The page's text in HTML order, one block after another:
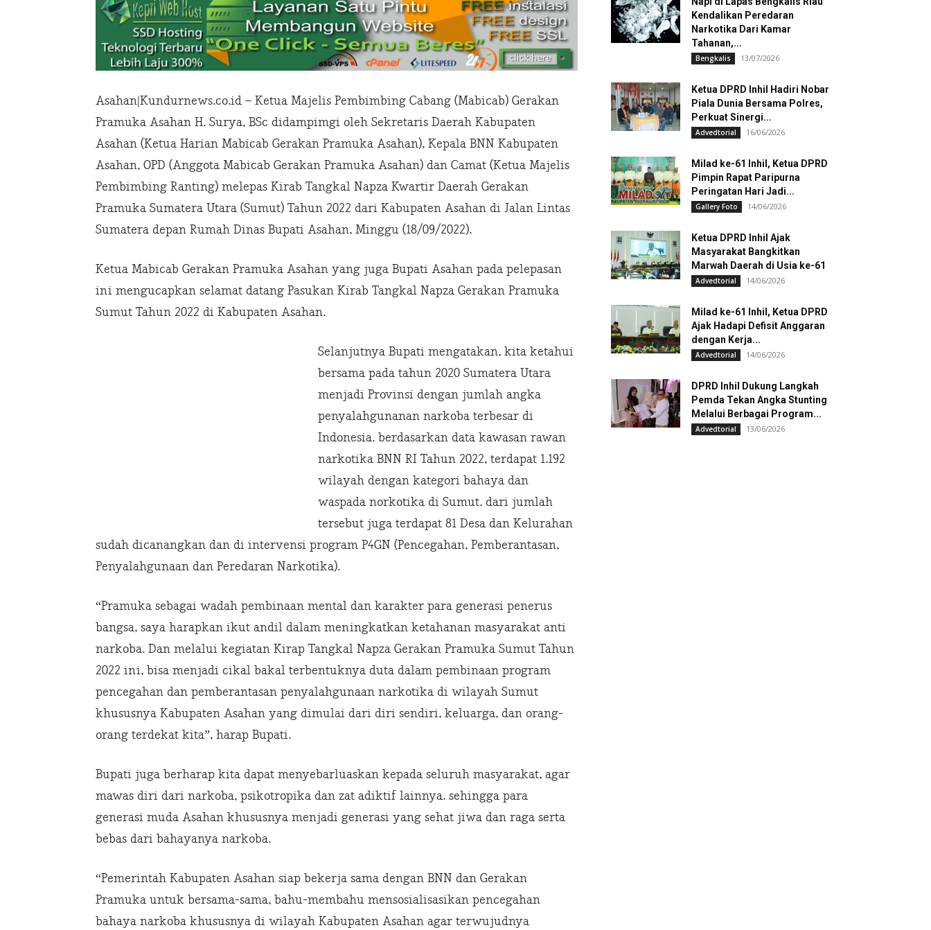
Asahan|Kundurnews.co.id – Ketua Majelis Pembimbing Cabang (Mabicab) Gerakan
Pramuka Asahan H. Surya, BSc didampimgi oleh Sekretaris Daerah Kabupaten
Asahan (Ketua Harian Mabicab Gerakan Pramuka Asahan), Kepala BNN Kabupaten
Asahan, OPD (Anggota Mabicab Gerakan Pramuka Asahan) dan Camat (Ketua Majelis
Pembimbing Ranting) melepas Kirab Tangkal Napza Kwartir Daerah Gerakan
Pramuka Sumatera Utara (Sumut) Tahun 2022 dari Kabupaten Asahan di Jalan Lintas
Sumatera depan Rumah Dinas Bupati Asahan, Minggu (18/09/2022).
Ketua Mabicab Gerakan Pramuka Asahan yang juga Bupati Asahan pada pelepasan
ini mengucapkan selamat datang Pasukan Kirab Tangkal Napza Gerakan Pramuka
Sumut Tahun 2022 di Kabupaten Asahan.
Selanjutnya Bupati mengatakan, kita ketahui
bersama pada tahun 2020 Sumatera Utara
menjadi Provinsi dengan jumlah angka
penyalahgunanan narkoba terbesar di
Indonesia. berdasarkan data kawasan rawan
narkotika BNN RI Tahun 2022, terdapat 1.192
wilayah dengan kategori bahaya dan
waspada norkotika di Sumut. dari jumlah
tersebut juga terdapat 81 Desa dan Kelurahan
sudah dicanangkan dan di intervensi program P4GN (Pencegahan, Pemberantasan,
Penyalahgunaan dan Peredaran Narkotika).
“Pramuka sebagai wadah pembinaan mental dan karakter para generasi penerus
bangsa, saya harapkan ikut andil dalam meningkatkan ketahanan masyarakat anti
narkoba. Dan melalui kegiatan Kirap Tangkal Napza Gerakan Pramuka Sumut Tahun
2022 ini, bisa menjadi cikal bakal terbentuknya duta dalam pembinaan program
pencegahan dan pemberantasan penyalahgunaan narkotika di wilayah Sumut
khususnya Kabupaten Asahan yang dimulai dari diri sendiri, keluarga, dan orang-
orang terdekat kita”, harap Bupati.
Bupati juga berharap kita dapat menyebarluaskan kepada seluruh masyarakat, agar
mawas diri dari narkoba, psikotropika dan zat adiktif lainnya. sehingga para
generasi muda Asahan khususnya menjadi generasi yang sehat jiwa dan raga serta
bebas dari bahayanya narkoba.
“Pemerintah Kabupaten Asahan siap bekerja sama dengan BNN dan Gerakan
Pramuka untuk bersama-sama, bahu-membahu mensosialisasikan pencegahan
bahaya narkoba khususnya di wilayah Kabupaten Asahan agar terwujudnya
Kendalikan Peredaran
Narkotika Dari Kamar
Tahanan,...
Bengkalis 13/07/2026
Ketua DPRD Inhil Hadiri Nobar
Piala Dunia Bersama Polres,
Perkuat Sinergi...
Advedtorial 16/06/2026
Milad ke-61 Inhil, Ketua DPRD
Pimpin Rapat Paripurna
Peringatan Hari Jadi...
Gallery Foto 14/06/2026
Ketua DPRD Inhil Ajak
Masyarakat Bangkitkan
Marwah Daerah di Usia ke-61
Advedtorial 14/06/2026
Milad ke-61 Inhil, Ketua DPRD
Ajak Hadapi Defisit Anggaran
dengan Kerja...
Advedtorial 14/06/2026
DPRD Inhil Dukung Langkah
Pemda Tekan Angka Stunting
Melalui Berbagai Program...
Advedtorial 13/06/2026